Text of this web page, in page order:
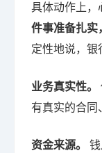
具体动作上，
件事准备扎实
定性地说，银
业务真实性。
有真实的合同
资金来源。